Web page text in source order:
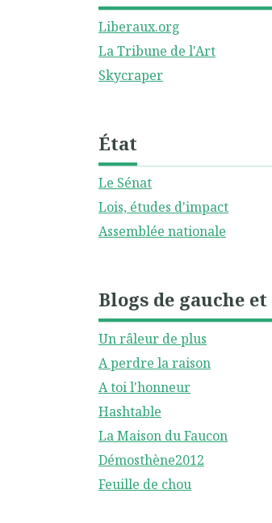
Liberaux.org
La Tribune de l'Art
Skycraper
État
Le Sénat
Lois, études d'impact
Assemblée nationale
Blogs de gauche
Un râleur de plus
A perdre la raison
A toi l'honneur
Hashtable
La Maison du Faucon
Démosthène2012
Feuille de chou